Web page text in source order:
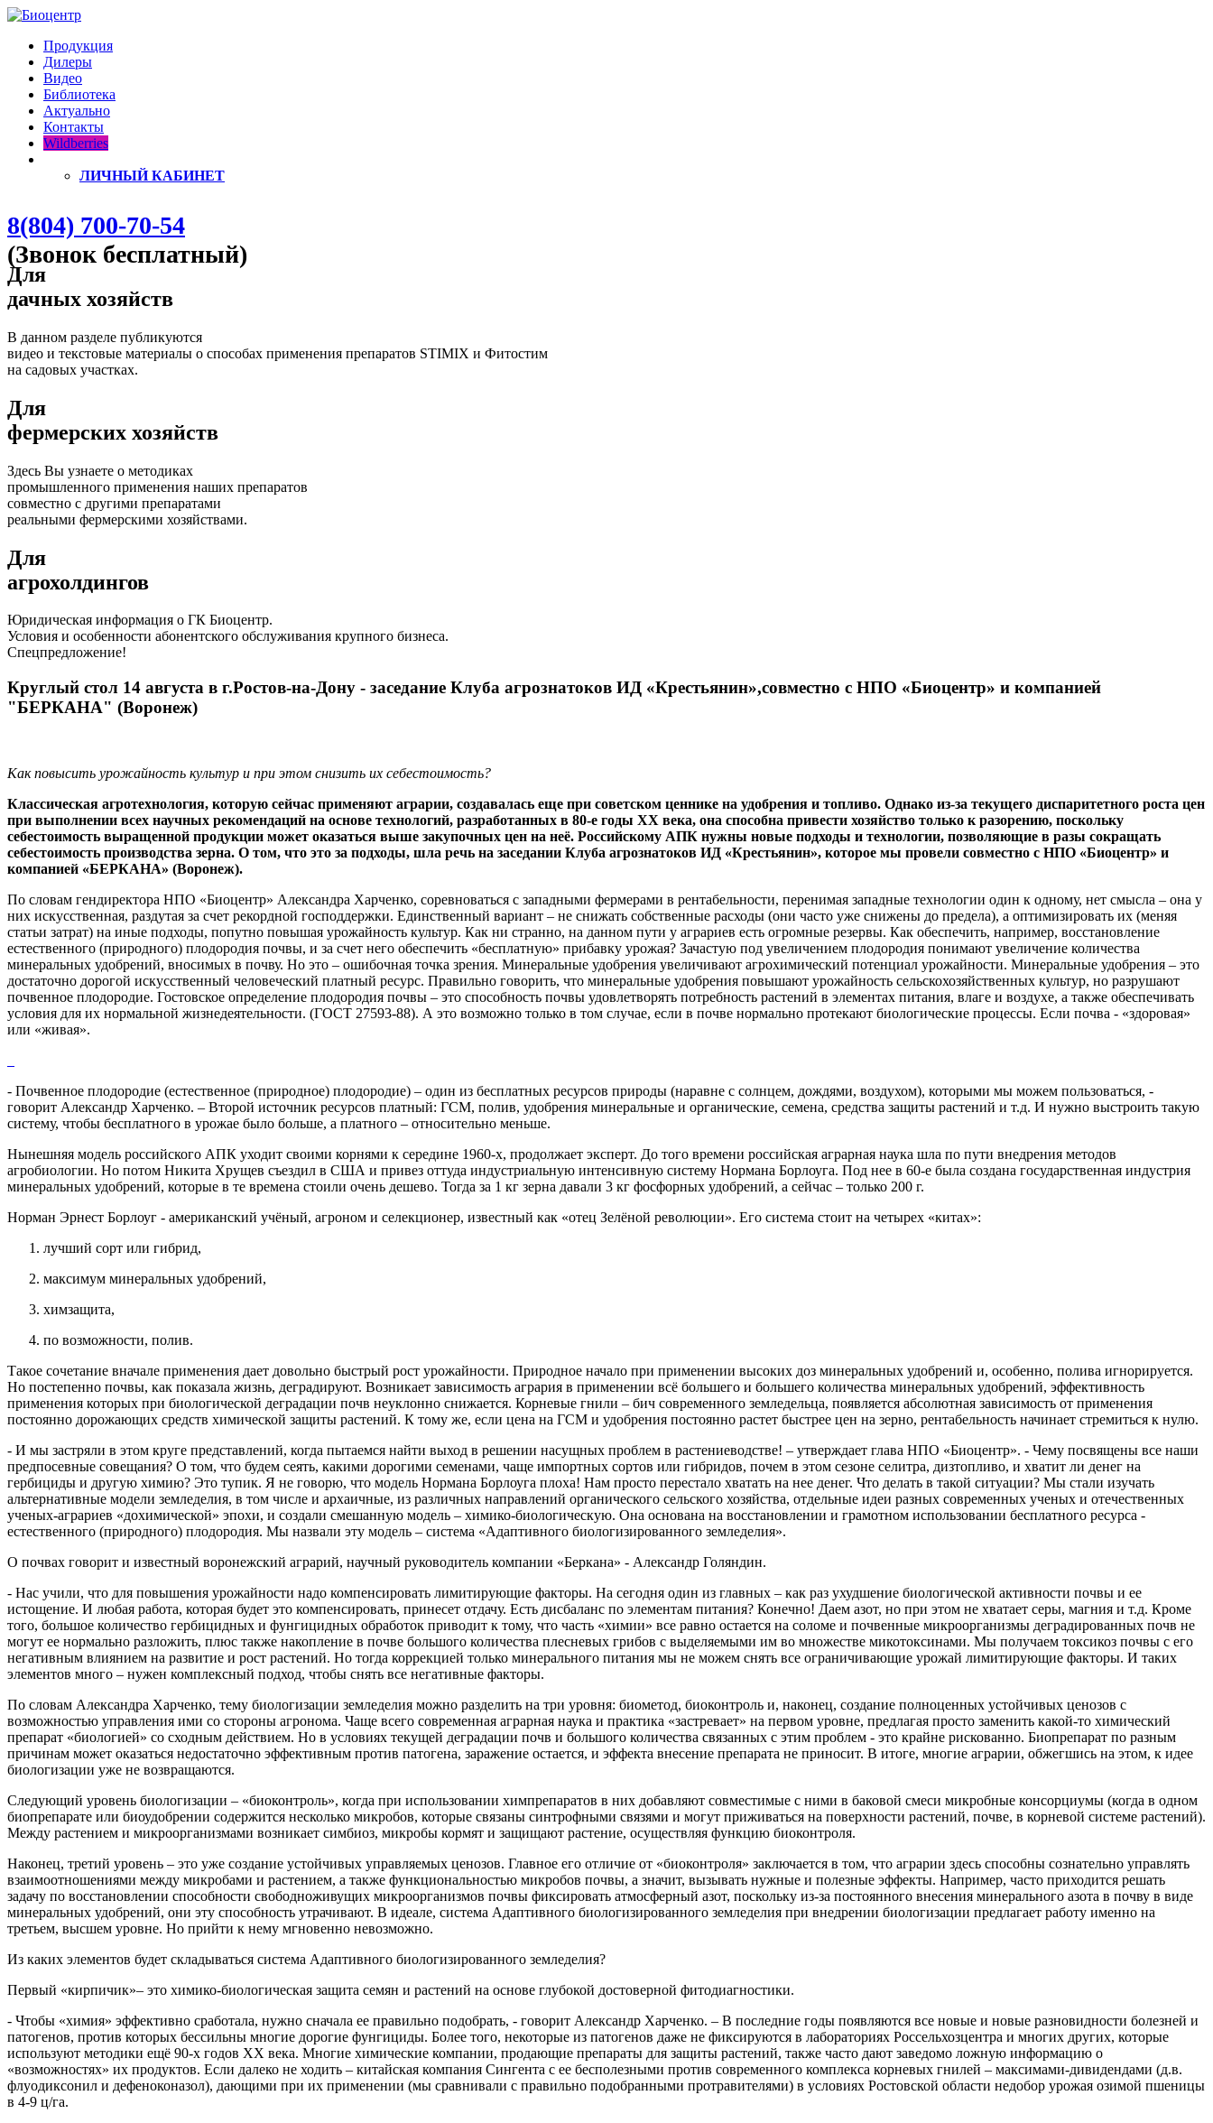
Продукция
Дилеры
Видео
Библиотека
Актуально
Контакты
Wildberries
ЛИЧНЫЙ КАБИНЕТ
8(804) 700-70-54
(Звонок бесплатный)
Для
дачных хозяйств
В данном разделе публикуются
видео и текстовые материалы о способах применения препаратов STIMIX и Фитостим
на садовых участках.
Для
фермерских хозяйств
Здесь Вы узнаете о методиках
промышленного применения наших препаратов
совместно с другими препаратами
реальными фермерскими хозяйствами.
Для
агрохолдингов
Юридическая информация о ГК Биоцентр.
Условия и особенности абонентского обслуживания крупного бизнеса.
Спецпредложение!
Круглый стол 14 августа в г.Ростов-на-Дону - заседание Клуба агрознатоков ИД «Крестьянин»,совместно с НПО «Биоцентр» и компанией
"БЕРКАНА" (Воронеж)
Как повысить урожайность культур и при этом снизить их себестоимость?
Классическая агротехнология, которую сейчас применяют аграрии, создавалась еще при советском ценнике на удобрения и топливо. Однако из-за текущего диспаритетного роста цен
при выполнении всех научных рекомендаций на основе технологий, разработанных в 80-е годы XX века, она способна привести хозяйство только к разорению, поскольку
себестоимость выращенной продукции может оказаться выше закупочных цен на неё. Российскому АПК нужны новые подходы и технологии, позволяющие в разы сокращать
себестоимость производства зерна. О том, что это за подходы, шла речь на заседании Клуба агрознатоков ИД «Крестьянин», которое мы провели совместно с НПО «Биоцентр» и
компанией «БЕРКАНА» (Воронеж).
По словам гендиректора НПО «Биоцентр» Александра Харченко, соревноваться с западными фермерами в рентабельности, перенимая западные технологии один к одному, нет смысла – она у
них искусственная, раздутая за счет рекордной господдержки. Единственный вариант – не снижать собственные расходы (они часто уже снижены до предела), а оптимизировать их (меняя
статьи затрат) на иные подходы, попутно повышая урожайность культур. Как ни странно, на данном пути у аграриев есть огромные резервы. Как обеспечить, например, восстановление
естественного (природного) плодородия почвы, и за счет него обеспечить «бесплатную» прибавку урожая? Зачастую под увеличением плодородия понимают увеличение количества
минеральных удобрений, вносимых в почву. Но это – ошибочная точка зрения. Минеральные удобрения увеличивают агрохимический потенциал урожайности. Минеральные удобрения – это
достаточно дорогой искусственный человеческий платный ресурс. Правильно говорить, что минеральные удобрения повышают урожайность сельскохозяйственных культур, но разрушают
почвенное плодородие. Гостовское определение плодородия почвы – это способность почвы удовлетворять потребность растений в элементах питания, влаге и воздухе, а также обеспечивать
условия для их нормальной жизнедеятельности. (ГОСТ 27593-88). А это возможно только в том случае, если в почве нормально протекают биологические процессы. Если почва - «здоровая»
или «живая».
- Почвенное плодородие (естественное (природное) плодородие) – один из бесплатных ресурсов природы (наравне с солнцем, дождями, воздухом), которыми мы можем пользоваться, -
говорит Александр Харченко. – Второй источник ресурсов платный: ГСМ, полив, удобрения минеральные и органические, семена, средства защиты растений и т.д. И нужно выстроить такую
систему, чтобы бесплатного в урожае было больше, а платного – относительно меньше.
Нынешняя модель российского АПК уходит своими корнями к середине 1960-х, продолжает эксперт. До того времени российская аграрная наука шла по пути внедрения методов
агробиологии. Но потом Никита Хрущев съездил в США и привез оттуда индустриальную интенсивную систему Нормана Борлоуга. Под нее в 60-е была создана государственная индустрия
минеральных удобрений, которые в те времена стоили очень дешево. Тогда за 1 кг зерна давали 3 кг фосфорных удобрений, а сейчас – только 200 г.
Норман Эрнест Борлоуг - американский учёный, агроном и селекционер, известный как «отец Зелёной революции». Его система стоит на четырех «китах»:
лучший сорт или гибрид,
максимум минеральных удобрений,
химзащита,
по возможности, полив.
Такое сочетание вначале применения дает довольно быстрый рост урожайности. Природное начало при применении высоких доз минеральных удобрений и, особенно, полива игнорируется.
Но постепенно почвы, как показала жизнь, деградируют. Возникает зависимость агрария в применении всё большего и большего количества минеральных удобрений, эффективность
применения которых при биологической деградации почв неуклонно снижается. Корневые гнили – бич современного земледельца, появляется абсолютная зависимость от применения
постоянно дорожающих средств химической защиты растений. К тому же, если цена на ГСМ и удобрения постоянно растет быстрее цен на зерно, рентабельность начинает стремиться к нулю.
- И мы застряли в этом круге представлений, когда пытаемся найти выход в решении насущных проблем в растениеводстве! – утверждает глава НПО «Биоцентр». - Чему посвящены все наши
предпосевные совещания? О том, что будем сеять, какими дорогими семенами, чаще импортных сортов или гибридов, почем в этом сезоне селитра, дизтопливо, и хватит ли денег на
гербициды и другую химию? Это тупик. Я не говорю, что модель Нормана Борлоуга плоха! Нам просто перестало хватать на нее денег. Что делать в такой ситуации? Мы стали изучать
альтернативные модели земледелия, в том числе и архаичные, из различных направлений органического сельского хозяйства, отдельные идеи разных современных ученых и отечественных
ученых-аграриев «дохимической» эпохи, и создали смешанную модель – химико-биологическую. Она основана на восстановлении и грамотном использовании бесплатного ресурса -
естественного (природного) плодородия. Мы назвали эту модель – система «Адаптивного биологизированного земледелия».
О почвах говорит и известный воронежский аграрий, научный руководитель компании «Беркана» - Александр Голяндин.
- Нас учили, что для повышения урожайности надо компенсировать лимитирующие факторы. На сегодня один из главных – как раз ухудшение биологической активности почвы и ее
истощение. И любая работа, которая будет это компенсировать, принесет отдачу. Есть дисбаланс по элементам питания? Конечно! Даем азот, но при этом не хватает серы, магния и т.д. Кроме
того, большое количество гербицидных и фунгицидных обработок приводит к тому, что часть «химии» все равно остается на соломе и почвенные микроорганизмы деградированных почв не
могут ее нормально разложить, плюс также накопление в почве большого количества плесневых грибов с выделяемыми им во множестве микотоксинами. Мы получаем токсикоз почвы с его
негативным влиянием на развитие и рост растений. Но тогда коррекцией только минерального питания мы не можем снять все ограничивающие урожай лимитирующие факторы. И таких
элементов много – нужен комплексный подход, чтобы снять все негативные факторы.
По словам Александра Харченко, тему биологизации земледелия можно разделить на три уровня: биометод, биоконтроль и, наконец, создание полноценных устойчивых ценозов с
возможностью управления ими со стороны агронома. Чаще всего современная аграрная наука и практика «застревает» на первом уровне, предлагая просто заменить какой-то химический
препарат «биологией» со сходным действием. Но в условиях текущей деградации почв и большого количества связанных с этим проблем - это крайне рискованно. Биопрепарат по разным
причинам может оказаться недостаточно эффективным против патогена, заражение остается, и эффекта внесение препарата не приносит. В итоге, многие аграрии, обжегшись на этом, к идее
биологизации уже не возвращаются.
Следующий уровень биологизации – «биоконтроль», когда при использовании химпрепаратов в них добавляют совместимые с ними в баковой смеси микробные консорциумы (когда в одном
биопрепарате или биоудобрении содержится несколько микробов, которые связаны синтрофными связями и могут приживаться на поверхности растений, почве, в корневой системе растений).
Между растением и микроорганизмами возникает симбиоз, микробы кормят и защищают растение, осуществляя функцию биоконтроля.
Наконец, третий уровень – это уже создание устойчивых управляемых ценозов. Главное его отличие от «биоконтроля» заключается в том, что аграрии здесь способны сознательно управлять
взаимоотношениями между микробами и растением, а также функциональностью микробов почвы, а значит, вызывать нужные и полезные эффекты. Например, часто приходится решать
задачу по восстановлении способности свободноживущих микроорганизмов почвы фиксировать атмосферный азот, поскольку из-за постоянного внесения минерального азота в почву в виде
минеральных удобрений, они эту способность утрачивают. В идеале, система Адаптивного биологизированного земледелия при внедрении биологизации предлагает работу именно на
третьем, высшем уровне. Но прийти к нему мгновенно невозможно.
Из каких элементов будет складываться система Адаптивного биологизированного земледелия?
Первый «кирпичик»– это химико-биологическая защита семян и растений на основе глубокой достоверной фитодиагностики.
- Чтобы «химия» эффективно сработала, нужно сначала ее правильно подобрать, - говорит Александр Харченко. – В последние годы появляются все новые и новые разновидности болезней и
патогенов, против которых бессильны многие дорогие фунгициды. Более того, некоторые из патогенов даже не фиксируются в лабораториях Россельхозцентра и многих других, которые
используют методики ещё 90-х годов ХХ века. Многие химические компании, продающие препараты для защиты растений, также часто дают заведомо ложную информацию о
«возможностях» их продуктов. Если далеко не ходить – китайская компания Сингента с ее бесполезными против современного комплекса корневых гнилей – максимами-дивидендами (д.в.
флуодиксонил и дефеноконазол), дающими при их применении (мы сравнивали с правильно подобранными протравителями) в условиях Ростовской области недобор урожая озимой пшеницы
в 4-9 ц/га.